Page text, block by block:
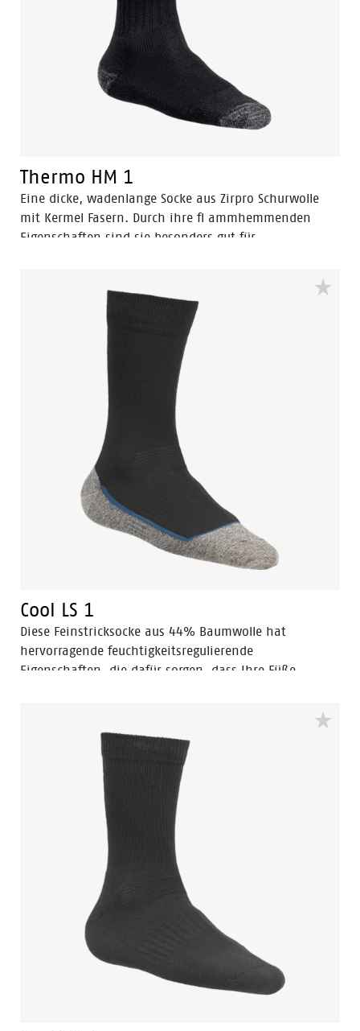
Thermo HM 1
Eine dicke, wadenlange Socke aus Zirpro Schurwolle
mit Kermel Fasern. Durch ihre fl ammhemmenden
Eigenschaften sind sie besonders gut für
Sicherheitsnorm EN 531.
Cool LS 1
Diese Feinstricksocke aus 44% Baumwolle hat
hervorragende feuchtigkeitsregulierende
Eigenschaften, die dafür sorgen, dass Ihre Füße